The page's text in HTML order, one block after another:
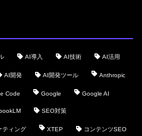
AI導入 AI技術 AI活用
AI開発 AI開発ツール Anthropic
Code Google Google AI
SEO対策
ティング XTEP コンテンツSEO